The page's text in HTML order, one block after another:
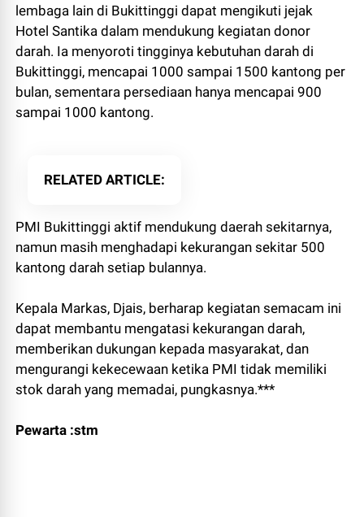
lembaga lain di Bukittinggi dapat mengikuti jejak
Hotel Santika dalam mendukung kegiatan donor
darah. Ia menyoroti tingginya kebutuhan darah di
Bukittinggi, mencapai 1000 sampai 1500 kantong per
bulan, sementara persediaan hanya mencapai 900
sampai 1000 kantong.
RELATED ARTICLE
PMI Bukittinggi aktif mendukung daerah sekitarnya,
namun masih menghadapi kekurangan sekitar 500
kantong darah setiap bulannya.
Kepala Markas, Djais, berharap kegiatan semacam ini
dapat membantu mengatasi kekurangan darah,
memberikan dukungan kepada masyarakat, dan
mengurangi kekecewaan ketika PMI tidak memiliki
stok darah yang memadai, pungkasnya.***
Pewarta :stm